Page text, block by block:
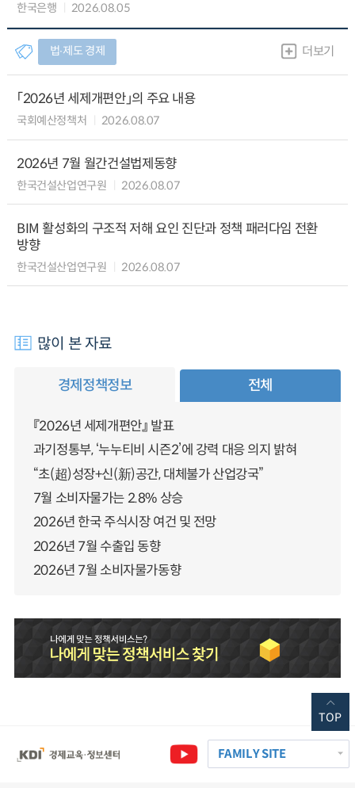
한국은행 2026.08.05
법∙제도 경제 더보기
「2026년 세제개편안」의 주요 내용
국회예산정책처 2026.08.07
2026년 7월 월간건설법제동향
한국건설산업연구원 2026.08.07
BIM 활성화의 구조적 저해 요인 진단과 정책 패러다임 전환
방향
한국건설산업연구원 2026.08.07
많이 본 자료
경제정책정보 전체
『2026년 세제개편안』 발표
과기정통부, ‘누누티비 시즌2’에 강력 대응 의지 밝혀
“초(超)성장+신(新)공간, 대체불가 산업강국”
7월 소비자물가는 2.8% 상승
2026년 한국 주식시장 여건 및 전망
2026년 7월 수출입 동향
2026년 7월 소비자물가동향
FAMILY SITE
TOP